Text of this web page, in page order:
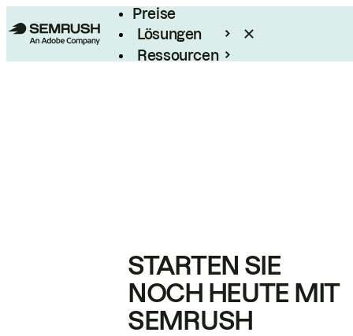
Preise
Lösungen
Ressourcen
STARTEN SIE
NOCH HEUTE MIT
SEMRUSH